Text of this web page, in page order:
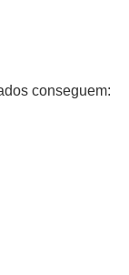
conseguem: